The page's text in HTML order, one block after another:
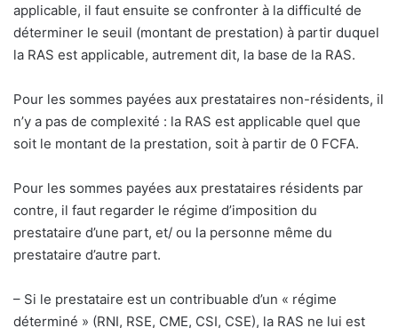
applicable, il faut ensuite se confronter à la difficulté de
déterminer le seuil (montant de prestation) à partir duquel
la RAS est applicable, autrement dit, la base de la RAS.
Pour les sommes payées aux prestataires non-résidents, il
n’y a pas de complexité : la RAS est applicable quel que
soit le montant de la prestation, soit à partir de 0 FCFA.
Pour les sommes payées aux prestataires résidents par
contre, il faut regarder le régime d’imposition du
prestataire d’une part, et/ ou la personne même du
prestataire d’autre part.
– Si le prestataire est un contribuable d’un « régime
déterminé » (RNI, RSE, CME, CSI, CSE), la RAS ne lui est